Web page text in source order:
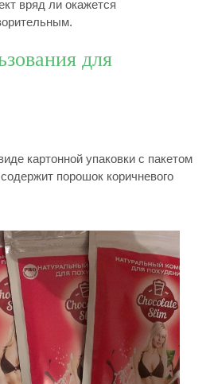
вряд ли окажется
для
картонной упаковки с пакетом
порошок коричневого